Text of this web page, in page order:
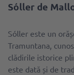
Sóller de
Sóller este un
Tramuntana,
clădirile istorice
este dată și de